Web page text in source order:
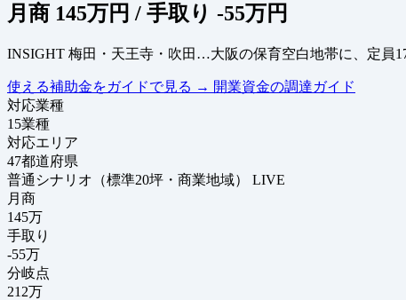
月商 145万円 / 手取り -55万円
INSIGHT 梅田・天王寺・吹田…大阪の保育空白地帯に、定員
使える補助金をガイドで見る → 開業資金の調達ガイド
対応業種
15業種
対応エリア
47都道府県
普通シナリオ（標準20坪・商業地域）
LIVE
月商
145万
手取り
-55万
分岐点
212万